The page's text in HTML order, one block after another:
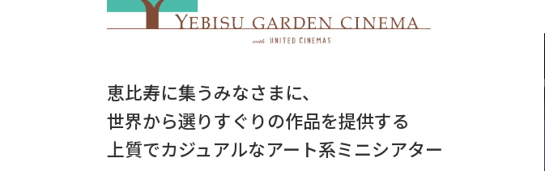
恵比寿に集うみなさまに、
世界から選りすぐりの作品を提供する
上質でカジュアルなアート系ミニシアター